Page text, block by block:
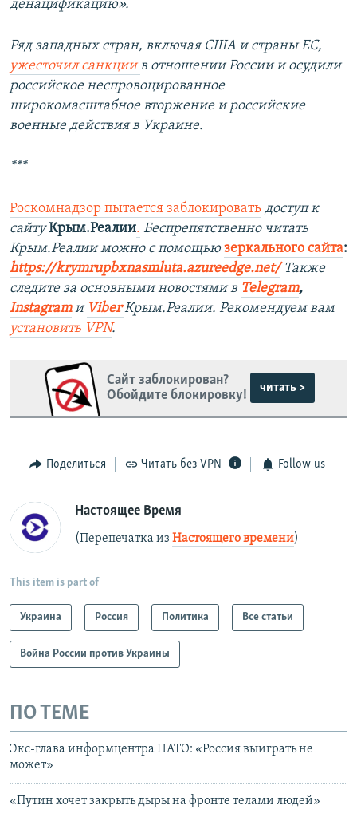
денацификацию».
Ряд западных стран, включая США и страны ЕС,
ужесточил санкциив отношении России и осудили
российское неспровоцированное
широкомасштабное вторжение и российские
военные действия в Украине.
***
Роскомнадзор пытается заблокировать доступ к
сайтуКрым.Реалии. Беспрепятственно читать
Крым.Реалии можно с помощью зеркального сайта:
https://krymrupbxnasmluta.azureedge.net/ Также
следите за основными новостями в Telegram,
Instagram и ViberКрым.Реалии. Рекомендуем вам
установить VPN.
Сайт заблокирован?
Обойдите блокировку!
читать >
Поделиться Читать без VPN Follow us
Настоящее Время
(Перепечатка из Настоящего времени)
This item is part of
Украина Россия Политика Все статьи
Война России против Украины
ПО ТЕМЕ
Экс-глава информцентра НАТО: «Россия выиграть не
может»
«Путин хочет закрыть дыры на фронте телами людей»